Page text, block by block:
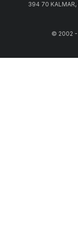
394 70
© 2002 -